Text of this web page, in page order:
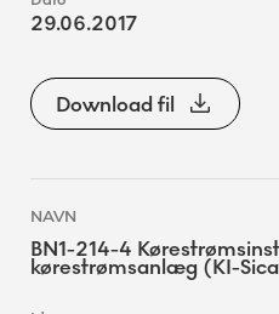
29.06.2017
Download fil
BN1-214-4
kørestrømsanlæg (KI-